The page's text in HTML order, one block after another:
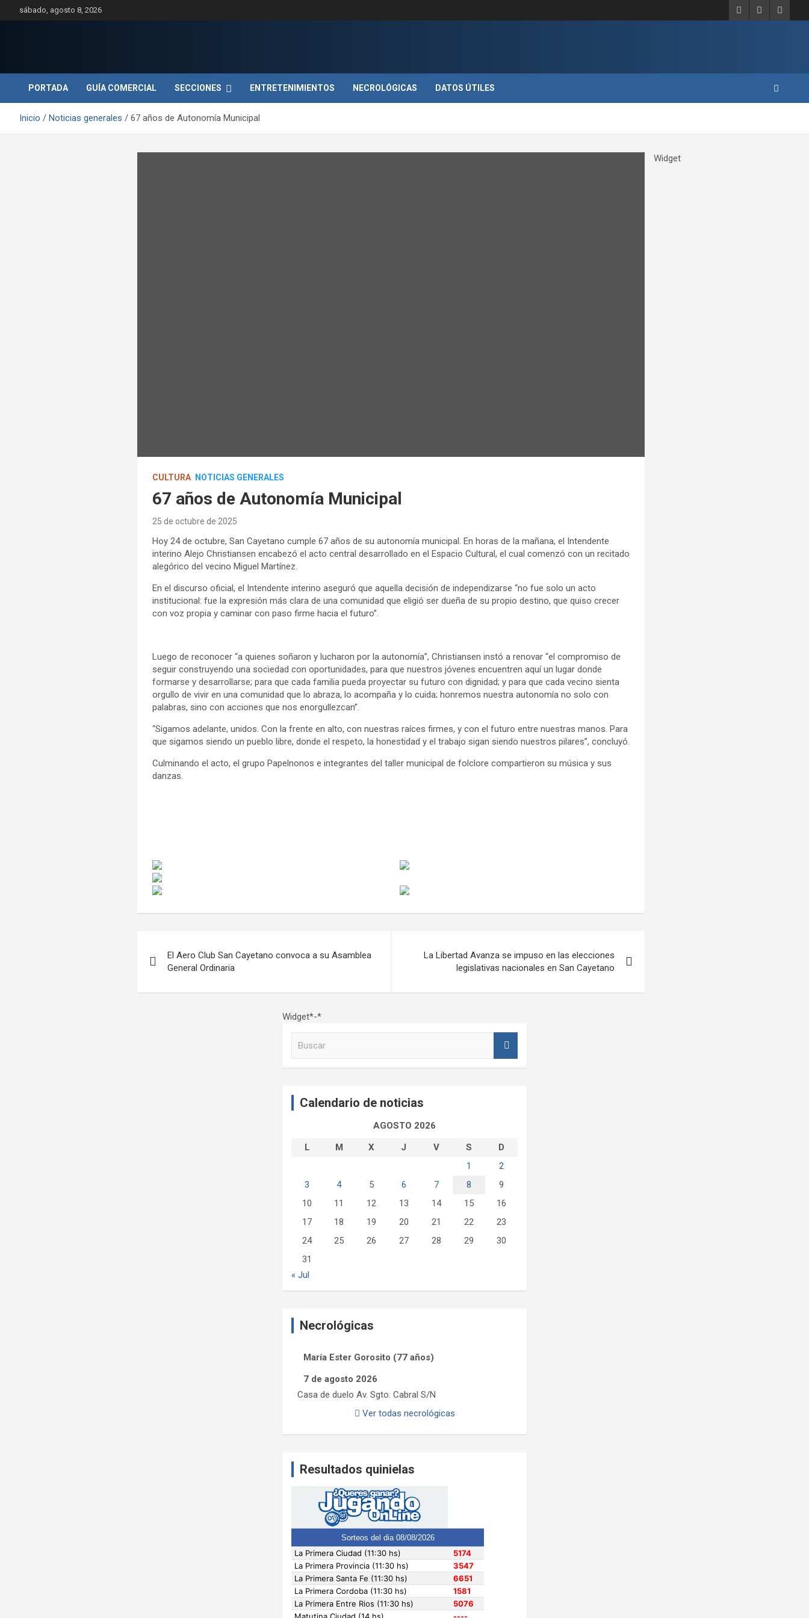
al
sábado, agosto 8, 2026
PORTADA GUÍA COMERCIAL SECCIONES ENTRETENIMIENTOS NECROLÓGICAS DATOS ÚTILES
Inicio Noticias generales 67 años de Autonomía Municipal
CULTURA NOTICIAS GENERALES
67 años de Autonomía Municipal
25 de octubre de 2025
Hoy 24 de octubre, San Cayetano cumple 67 años de su autonomía municipal. En horas de la mañana, el Intendente
interino Alejo Christiansen encabezó el acto central desarrollado en el Espacio Cultural, el cual comenzó con un recitado
alegórico del vecino Miguel Martínez.
En el discurso oficial, el Intendente interino aseguró que aquella decisión de independizarse “no fue solo un acto
institucional: fue la expresión más clara de una comunidad que eligió ser dueña de su propio destino, que quiso crecer
con voz propia y caminar con paso firme hacia el futuro”.
Luego de reconocer “a quienes soñaron y lucharon por la autonomía”, Christiansen instó a renovar “el compromiso de
seguir construyendo una sociedad con oportunidades, para que nuestros jóvenes encuentren aquí un lugar donde
formarse y desarrollarse; para que cada familia pueda proyectar su futuro con dignidad; y para que cada vecino sienta
orgullo de vivir en una comunidad que lo abraza, lo acompaña y lo cuida; honremos nuestra autonomía no solo con
palabras, sino con acciones que nos enorgullezcan”.
“Sigamos adelante, unidos. Con la frente en alto, con nuestras raíces firmes, y con el futuro entre nuestras manos. Para
que sigamos siendo un pueblo libre, donde el respeto, la honestidad y el trabajo sigan siendo nuestros pilares”, concluyó.
Culminando el acto, el grupo Papelnonos e integrantes del taller municipal de folclore compartieron su música y sus
danzas.
de
entradas
El Aero Club San Cayetano convoca a su Asamblea
General Ordinaria
La Libertad Avanza se impuso en las elecciones
legislativas nacionales en San Cayetano
Widget
Widget*-*
Calendario de noticias
AGOSTO 2026
L
M X J V S
D
1
2
3
4 5 6 7 8
9
10
11 12 13 14 15
16
17
18 19 20 21 22
23
24
25 26 27 28 29
30
31
« Jul
Necrológicas
María Ester Gorosito (77 años)
7 de agosto 2026
Casa de duelo Av. Sgto. Cabral S/N
Ver todas necrológicas
Resultados quinielas